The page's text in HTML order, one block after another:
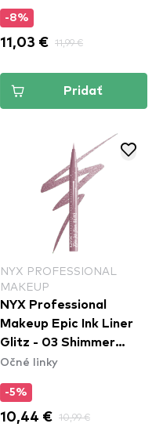
-8%
11,03 € 11,99 €
Pridať
NYX PROFESSIONAL
MAKEUP
NYX Professional
Makeup Epic Ink Liner
Glitz - 03 Shimmer
Stitch
Očné linky
-5%
10,44 € 10,99 €